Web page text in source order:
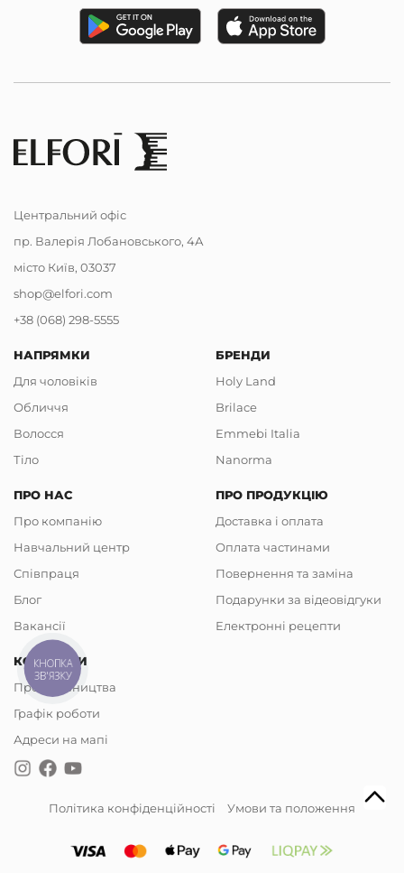
Центральний офіс
пр. Валерія Лобановського, 4А
місто Київ, 03037
shop@elfori.com
+38 (068) 298-5555
НАПРЯМКИ
Для чоловіків
Обличчя
Волосся
Тіло
БРЕНДИ
Holy Land
Brilace
Emmebi Italia
Nanorma
ПРО НАС
Про компанію
Навчальний центр
Співпраця
Блог
Вакансії
ПРО ПРОДУКЦІЮ
Доставка і оплата
Оплата частинами
Повернення та заміна
Подарунки за відеовідгуки
Електронні рецепти
КОНТАКТИ
Представництва
Графік роботи
Адреси на мапі
Політика конфіденційності Умови та положення
КНОПКА
ЗВ'ЯЗКУ